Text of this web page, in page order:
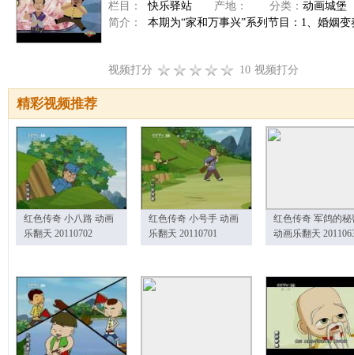
栏目：
快乐驿站 产地： 分类： 动画城堡
简介：
本期为“家和万事兴”系列节目：1、婚姻
视频打分 10 视频打分
精彩视频推荐
红色传奇 小八路 动画
乐翻天 20110702
红色传奇 小号手 动画
乐翻天 20110701
红色传奇 军鸽的秘
动画乐翻天